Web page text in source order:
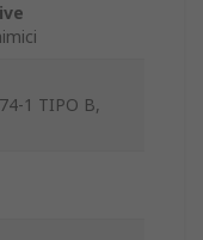
1 TIPO B,